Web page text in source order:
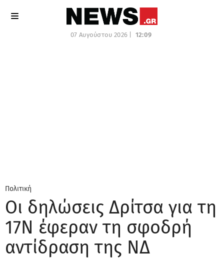
07 Αυγούστου 2026 | 12:09
Πολιτική
Οι δηλώσεις Δρίτσα για τη
17Ν έφεραν τη σφοδρή
αντίδραση της ΝΔ